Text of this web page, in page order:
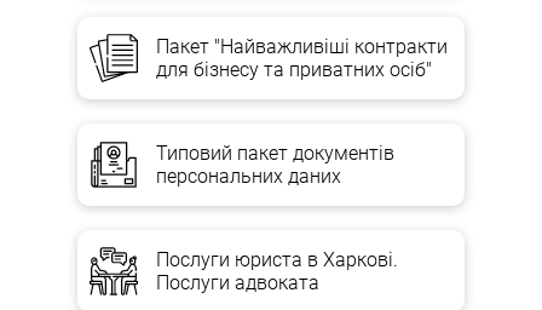
Пакет "Найважливіші контракти
для бізнесу та приватних осіб"
Типовий пакет документів
персональних даних
Послуги юриста в Харкові.
Послуги адвоката